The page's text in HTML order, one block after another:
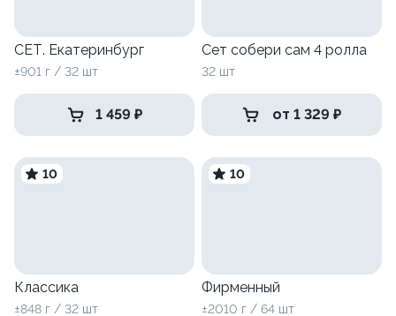
СЕТ. Екатеринбург
±901 г / 32 шт
1 459 ₽
Сет собери сам 4 ролла
32 шт
от 1 329 ₽
10
Классика
±848 г / 32 шт
10
Фирменный
±2010 г / 64 шт